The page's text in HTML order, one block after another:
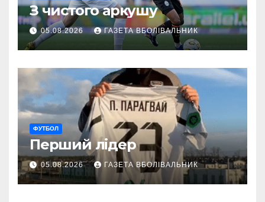
З чистого аркушу
05.08.2026 ГАЗЕТА ВБОЛІВАЛЬНИК
ФУТБОЛ
Перший лідер
05.08.2026 ГАЗЕТА ВБОЛІВАЛЬНИК